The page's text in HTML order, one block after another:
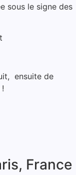
sous le signe des
ensuite de
France